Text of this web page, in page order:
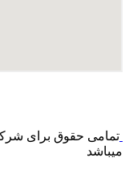
تمامی حقوق برای
میباشد